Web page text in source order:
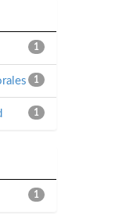
1
1
1
1